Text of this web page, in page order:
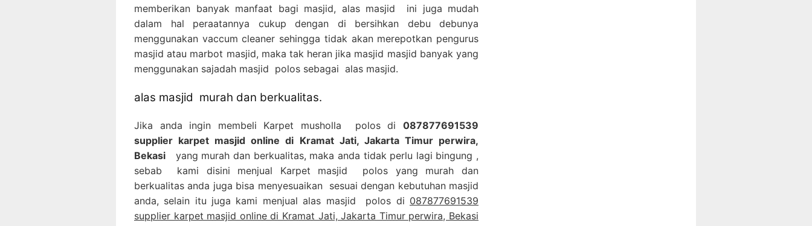
memberikan banyak manfaat bagi masjid, alas masjid ini juga mudah
dalam hal peraatannya cukup dengan di bersihkan debu debunya
menggunakan vaccum cleaner sehingga tidak akan merepotkan pengurus
masjid atau marbot masjid, maka tak heran jika masjid masjid banyak yang
menggunakan sajadah masjid polos sebagai alas masjid.
alas masjid murah dan berkualitas.
Jika anda ingin membeli Karpet musholla polos di 087877691539
supplier karpet masjid online di Kramat Jati, Jakarta Timur perwira,
Bekasi yang murah dan berkualitas, maka anda tidak perlu lagi bingung ,
sebab kami disini menjual Karpet masjid polos yang murah dan
berkualitas anda juga bisa menyesuaikan sesuai dengan kebutuhan masjid
anda, selain itu juga kami menjual alas masjid polos di 087877691539
supplier karpet masjid online di Kramat Jati, Jakarta Timur perwira, Bekasi